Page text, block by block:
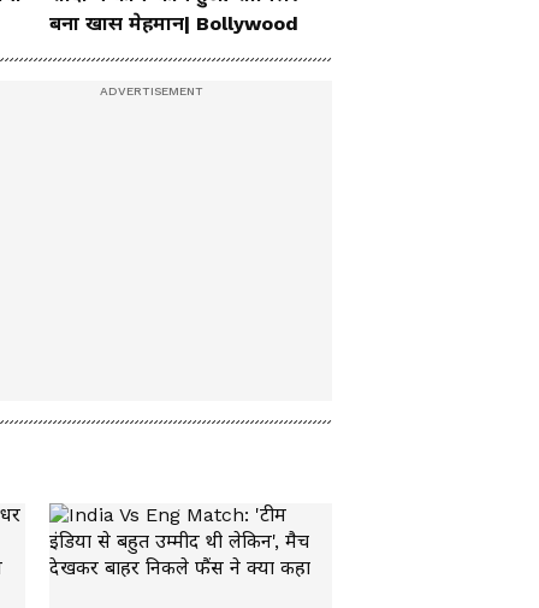
6 अगस्त सुबह की बड़ी
खबरें: Jharkhand
Protest के बीच स्टूडेंट्स
बना खास मेहमान| Bollywood